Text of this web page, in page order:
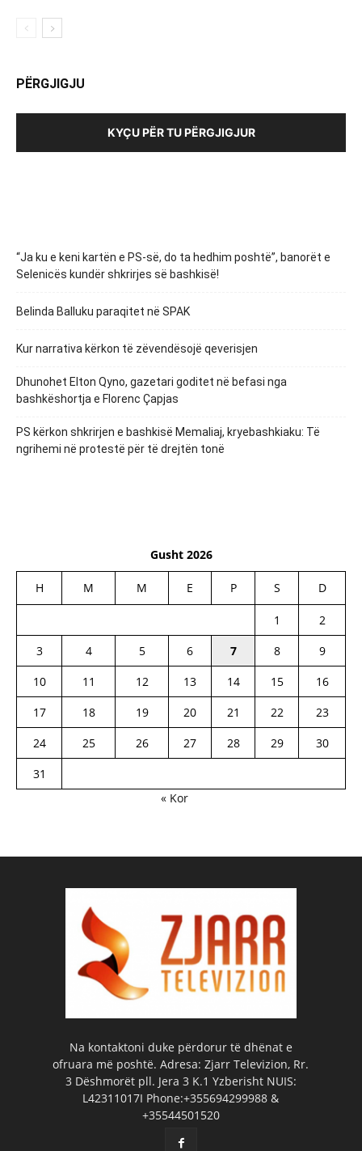
PËRGJIGJU
KYÇU PËR TU PËRGJIGJUR
“Ja ku e keni kartën e PS-së, do ta hedhim poshtë”, banorët e
Selenicës kundër shkrirjes së bashkisë!
Belinda Balluku paraqitet në SPAK
Kur narrativa kërkon të zëvendësojë qeverisjen
Dhunohet Elton Qyno, gazetari goditet në befasi nga
bashkëshortja e Florenc Çapjas
PS kërkon shkrirjen e bashkisë Memaliaj, kryebashkiaku: Të
ngrihemi në protestë për të drejtën tonë
Gusht 2026
H M M E P S D
1
2
3
4 5 6 7 8
9
10
11 12 13 14 15
16
17
18 19 20 21 22
23
24
25 26 27 28 29
30
31
« Kor
Na kontaktoni duke përdorur të dhënat e
ofruara më poshtë. Adresa: Zjarr Televizion, Rr.
3 Dëshmorët pll. Jera 3 K.1 Yzberisht NUIS:
L42311017I Phone:+355694299988 &
+35544501520